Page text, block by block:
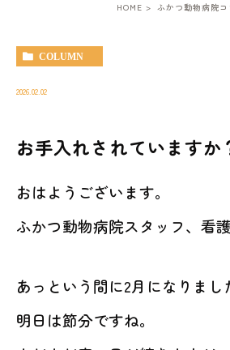
アクセス
糸島市･福岡市西区で
お気軽にお問い合わせ
ください。
9:00-12:00/15:00-19:00｜
092-321-
HOME ふかつ動物病院コ
COLUMN
2026.02.02
お手入れされていますか
おはようございます。
ふかつ動物病院スタッフ、看
あっという間に2月になりまし
明日は節分ですね。